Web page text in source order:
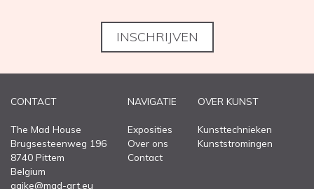
INSCHRIJVEN
CONTACT
The Mad House
Brugsesteenweg 196
8740 Pittem
Belgium
aaike@mad-art.eu
NAVIGATIE
Exposities
Over ons
Contact
OVER KUNST
Kunsttechnieken
Kunststromingen